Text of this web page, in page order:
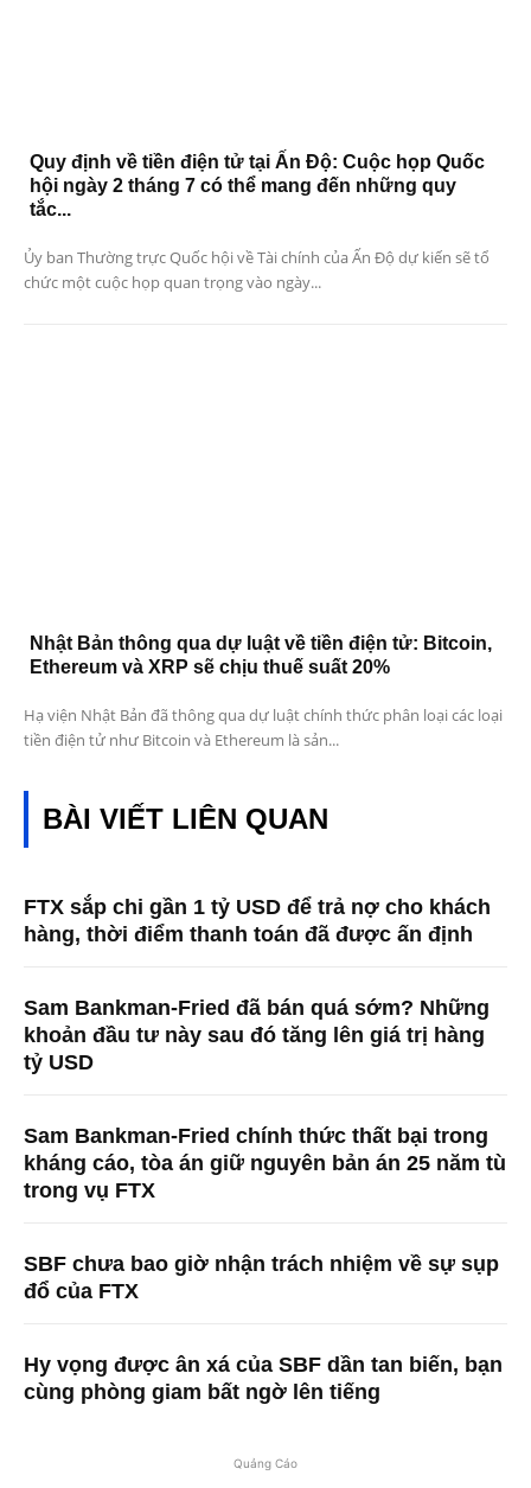
Quy định về tiền điện tử tại Ấn Độ: Cuộc họp Quốc
hội ngày 2 tháng 7 có thể mang đến những quy
tắc...
Ủy ban Thường trực Quốc hội về Tài chính của Ấn Độ dự kiến ​​sẽ tổ
chức một cuộc họp quan trọng vào ngày...
Nhật Bản thông qua dự luật về tiền điện tử: Bitcoin,
Ethereum và XRP sẽ chịu thuế suất 20%
Hạ viện Nhật Bản đã thông qua dự luật chính thức phân loại các loại
tiền điện tử như Bitcoin và Ethereum là sản...
BÀI VIẾT LIÊN QUAN
FTX sắp chi gần 1 tỷ USD để trả nợ cho khách
hàng, thời điểm thanh toán đã được ấn định
Sam Bankman-Fried đã bán quá sớm? Những
khoản đầu tư này sau đó tăng lên giá trị hàng
tỷ USD
Sam Bankman-Fried chính thức thất bại trong
kháng cáo, tòa án giữ nguyên bản án 25 năm tù
trong vụ FTX
SBF chưa bao giờ nhận trách nhiệm về sự sụp
đổ của FTX
Hy vọng được ân xá của SBF dần tan biến, bạn
cùng phòng giam bất ngờ lên tiếng
Quảng Cáo